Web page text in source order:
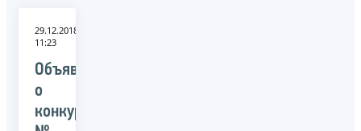
29.12.2018
11:23
Объявление
о
конкурсе